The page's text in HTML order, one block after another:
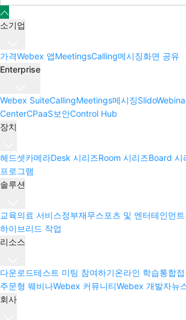
소기업
가격Webex 앱MeetingsCalling메시징화면 공유
Enterprise
Webex SuiteCallingMeetings메시징Slido
CenterCPaaS보안Control Hub
장치
헤드셋카메라Desk 시리즈Room 시리즈Board 시
프로그램
솔루션
교육의료 서비스정부재무스포츠 및 엔터테인먼트
하이브리드 작업
리소스
다운로드테스트 미팅 참여하기온라인 학습통합
주문형 웨비나Webex 커뮤니티Webex 개발자뉴
회사